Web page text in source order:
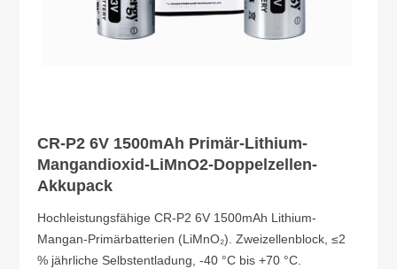
CR-P2 6V 1500mAh Primär-Lithium-
Mangandioxid-LiMnO2-Doppelzellen-
Akkupack
Hochleistungsfähige CR-P2 6V 1500mAh Lithium-
Mangan-Primärbatterien (LiMnO₂). Zweizellenblock, ≤2
% jährliche Selbstentladung, -40 °C bis +70 °C.